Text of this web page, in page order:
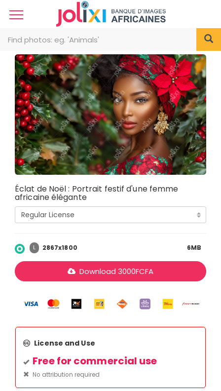
Éclat de Noël : Portrait festif d'une femme
africaine élégante
L 2867x1800 6MB
Download 3000FCFA
License and Use
Free for commercial use
No attribution required